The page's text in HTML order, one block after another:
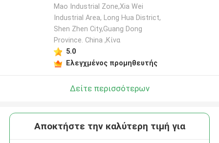
Mao Industrial Zone,Xia Wei
Industrial Area, Long Hua District,
Shen Zhen City,Guang Dong
Province. China ,Κίνα
5.0
Ελεγχμένος προμηθευτής
Δείτε περισσότερων
Αποκτήστε την καλύτερη τιμή για